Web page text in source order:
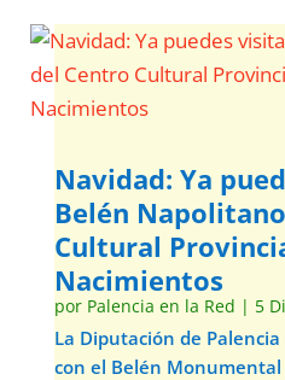
Navidad: Ya
Belén
Cultural
Nacimientos
por Palencia en la Red | 5
La Diputación de
con el Belén